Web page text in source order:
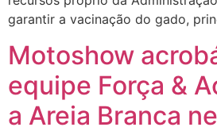
garantir a vacinação do gado,
Motoshow
equipe Força &
a Areia Branca